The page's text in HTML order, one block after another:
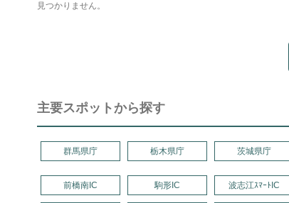
見つかりません。
主要スポットから探す
群馬県庁 栃木県庁 茨城県庁
前橋南IC 駒形IC 波志江ｽﾏｰﾄIC